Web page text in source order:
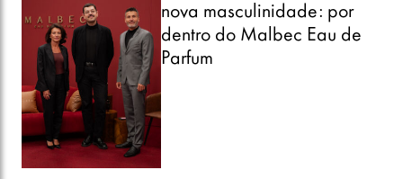
nova masculinidade: por
dentro do Malbec Eau de
Parfum